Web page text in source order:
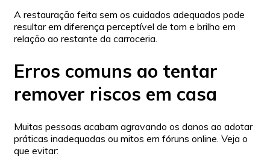
A restauração feita sem os cuidados adequados pode
resultar em diferença perceptível de tom e brilho em
relação ao restante da carroceria.
Erros comuns ao tentar
remover riscos em casa
Muitas pessoas acabam agravando os danos ao adotar
práticas inadequadas ou mitos em fóruns online. Veja o
que evitar: